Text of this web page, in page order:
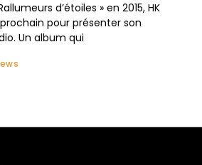
d’étoiles » en 2015, HK
pour présenter son
Un album qui